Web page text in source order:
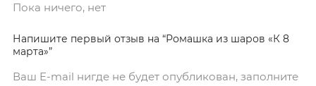
Пока ничего, нет
Напишите первый отзыв на “Ромашка из шаров «К 8
марта»”
Ваш E-mail нигде не будет опубликован, заполните